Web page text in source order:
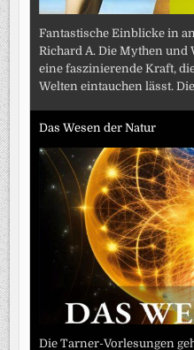
Fantastische Einblicke in
Richard A. Die Mythen
eine faszinierende Kraft,
Welten eintauchen lässt.
Das Wesen der Natur
Die Tarner-Vorlesungen